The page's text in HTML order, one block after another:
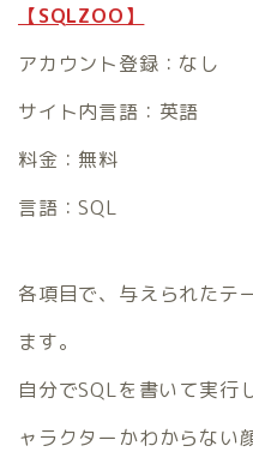
【SQLZOO】
アカウント登録：なし
サイト内言語：英語
料金：無料
言語：SQL
各項目で、与えられたテ
ます。
自分でSQLを書いて実行
ャラクターかわからない